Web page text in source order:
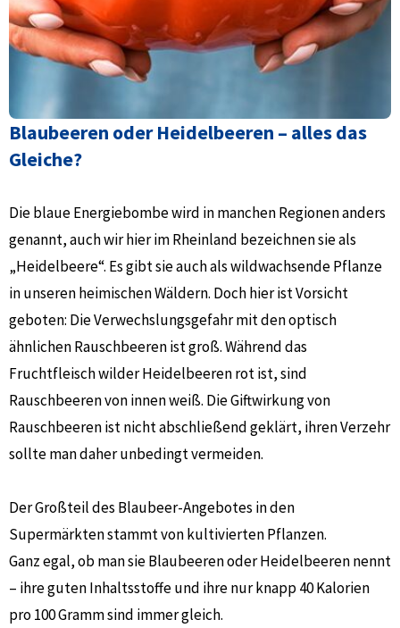
Blaubeeren oder Heidelbeeren – alles das
Gleiche?
Die blaue Energiebombe wird in manchen Regionen anders
genannt, auch wir hier im Rheinland bezeichnen sie als
„Heidelbeere“. Es gibt sie auch als wildwachsende Pflanze
in unseren heimischen Wäldern. Doch hier ist Vorsicht
geboten: Die Verwechslungsgefahr mit den optisch
ähnlichen Rauschbeeren ist groß. Während das
Fruchtfleisch wilder Heidelbeeren rot ist, sind
Rauschbeeren von innen weiß. Die Giftwirkung von
Rauschbeeren ist nicht abschließend geklärt, ihren Verzehr
sollte man daher unbedingt vermeiden.
Der Großteil des Blaubeer-Angebotes in den
Supermärkten stammt von kultivierten Pflanzen.
Ganz egal, ob man sie Blaubeeren oder Heidelbeeren nennt
– ihre guten Inhaltsstoffe und ihre nur knapp 40 Kalorien
pro 100 Gramm sind immer gleich.